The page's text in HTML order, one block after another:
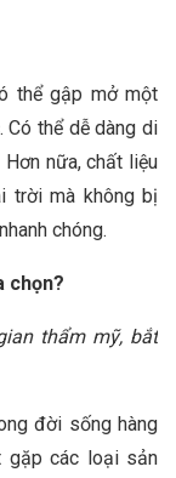
thể gập mở một
Có thể dễ dàng di
nữa, chất liệu
trời mà không bị
chóng.
chọn?
thẩm mỹ, bắt
đời sống hàng
gặp các loại sản